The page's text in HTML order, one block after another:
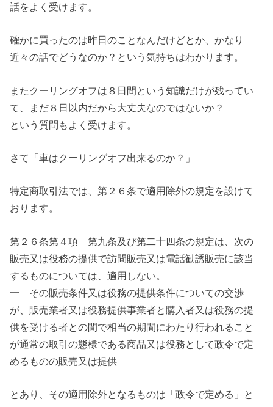
話をよく受けます。
確かに買ったのは昨日のことなんだけどとか、かなり
近々の話でどうなのか？という気持ちはわかります。
またクーリングオフは８日間という知識だけが残ってい
て、まだ８日以内だから大丈夫なのではないか？
という質問もよく受けます。
さて「車はクーリングオフ出来るのか？」
特定商取引法では、第２６条で適用除外の規定を設けて
おります。
第２６条第４項 第九条及び第二十四条の規定は、次の
販売又は役務の提供で訪問販売又は電話勧誘販売に該当
するものについては、適用しない。
一 その販売条件又は役務の提供条件についての交渉
が、販売業者又は役務提供事業者と購入者又は役務の提
供を受ける者との間で相当の期間にわたり行われること
が通常の取引の態様である商品又は役務として政令で定
めるものの販売又は提供
とあり、その適用除外となるものは「政令で定める」と